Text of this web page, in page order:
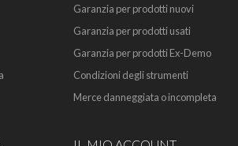
Garanzia per prodotti nuovi
Garanzia per prodotti usati
Garanzia per prodotti Ex-Demo
Condizioni degli strumenti
Merce danneggiata o incompleta